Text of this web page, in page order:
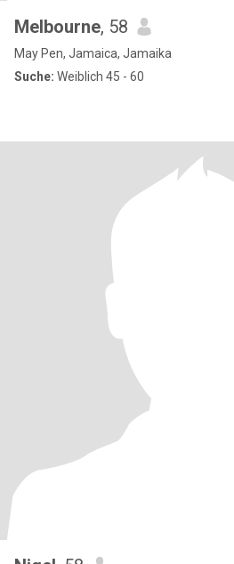
Melbourne, 58
May Pen, Jamaica, Jamaika
Suche: Weiblich 45 - 60